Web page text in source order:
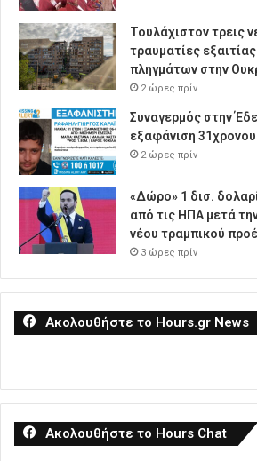
Τουλάχιστον τρεις
τραυματίες
πληγμάτων στην
2 ώρες πρίν
Συναγερμός στην
εξαφάνιση 31χρονου
2 ώρες πρίν
«Δώρο» 1 δισ.
από τις ΗΠΑ μετά
νέου τραμπικού
3 ώρες πρίν
Ακολουθήστε το Hours.gr News
Ακολουθήστε το Hours Chat